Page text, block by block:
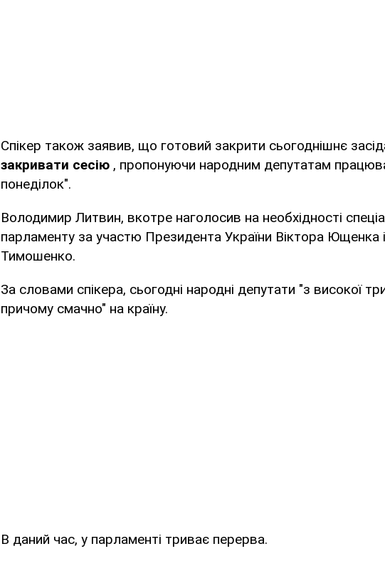
Спікер також заявив, що готовий закрити сьогоднішнє
закривати сесію , пропонуючи народним депутатам
понеділок".
Володимир Литвин, вкотре наголосив на необхідності
парламенту за участю Президента України Віктора Ющенка
Тимошенко.
За словами спікера, сьогодні народні депутати "з високої
причому смачно" на країну.
В даний час, у парламенті триває перерва.